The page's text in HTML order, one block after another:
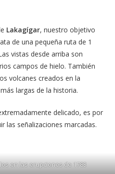
Lakagígar, nuestro objetivo
de una pequeña ruta de 1
vistas desde arriba son
campos de hielo. También
volcanes creados en la
largas de la historia.
delicado, es por
las señalizaciones marcadas.
en las erupciones de 1783